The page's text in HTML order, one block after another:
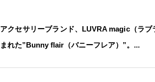
アクセサリーブランド、LUVRA magic（ラ
まれた”Bunny flair（バニーフレア）”。...